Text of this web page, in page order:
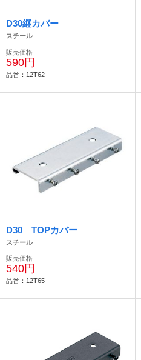
D30継カバー
スチール
販売価格
590円
品番：12T62
D30 TOPカバー
スチール
販売価格
540円
品番：12T65